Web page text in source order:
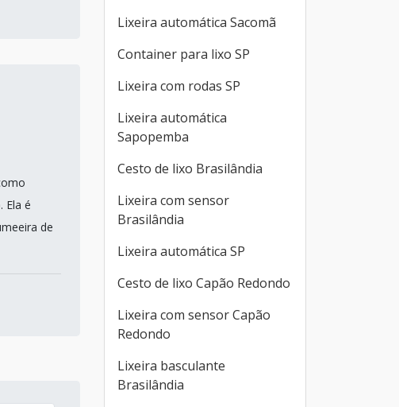
Ela é
de
Lixeira automática Sacomã
Container para lixo SP
Lixeira com rodas SP
Lixeira automática
Sapopemba
Cesto de lixo Brasilândia
Lixeira com sensor
Brasilândia
Lixeira automática SP
Cesto de lixo Capão Redondo
Lixeira com sensor Capão
Redondo
Lixeira basculante
Brasilândia